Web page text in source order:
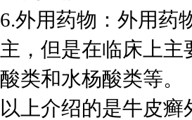
6.外用药物：外用药
主，但是在临床上
酸类和水杨酸类等。
以上介绍的是牛皮